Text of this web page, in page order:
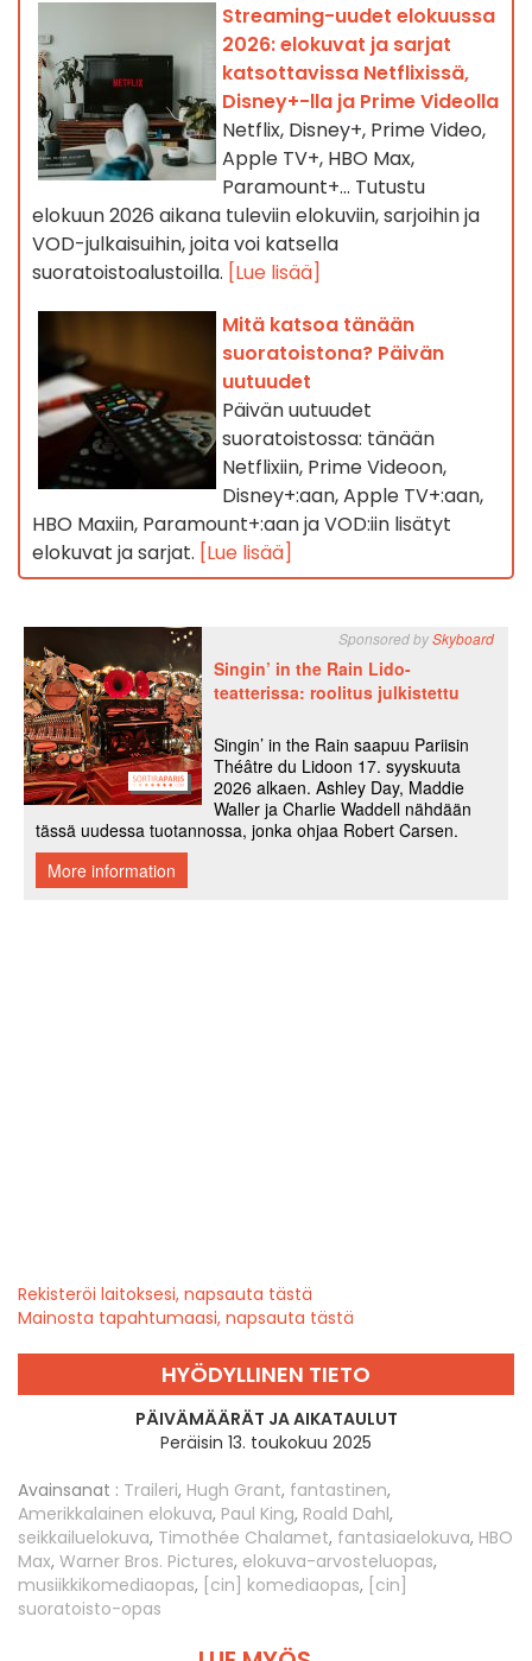
Streaming-uudet elokuussa
2026: elokuvat ja sarjat
katsottavissa Netflixissä,
Disney+-lla ja Prime Videolla
Netflix, Disney+, Prime Video,
Apple TV+, HBO Max,
Paramount+… Tutustu
elokuun 2026 aikana tuleviin elokuviin, sarjoihin ja
VOD-julkaisuihin, joita voi katsella
suoratoistoalustoilla. [Lue lisää]
Mitä katsoa tänään
suoratoistona? Päivän
uutuudet
Päivän uutuudet
suoratoistossa: tänään
Netflixiin, Prime Videoon,
Disney+:aan, Apple TV+:aan,
HBO Maxiin, Paramount+:aan ja VOD:iin lisätyt
elokuvat ja sarjat. [Lue lisää]
Rekisteröi laitoksesi, napsauta tästä
Mainosta tapahtumaasi, napsauta tästä
HYÖDYLLINEN TIETO
PÄIVÄMÄÄRÄT JA AIKATAULUT
Peräisin 13. toukokuu 2025
Avainsanat : Traileri, Hugh Grant, fantastinen,
Amerikkalainen elokuva, Paul King, Roald Dahl,
seikkailuelokuva, Timothée Chalamet, fantasiaelokuva, HBO
Max, Warner Bros. Pictures, elokuva-arvosteluopas,
musiikkikomediaopas, [cin] komediaopas, [cin]
suoratoisto-opas